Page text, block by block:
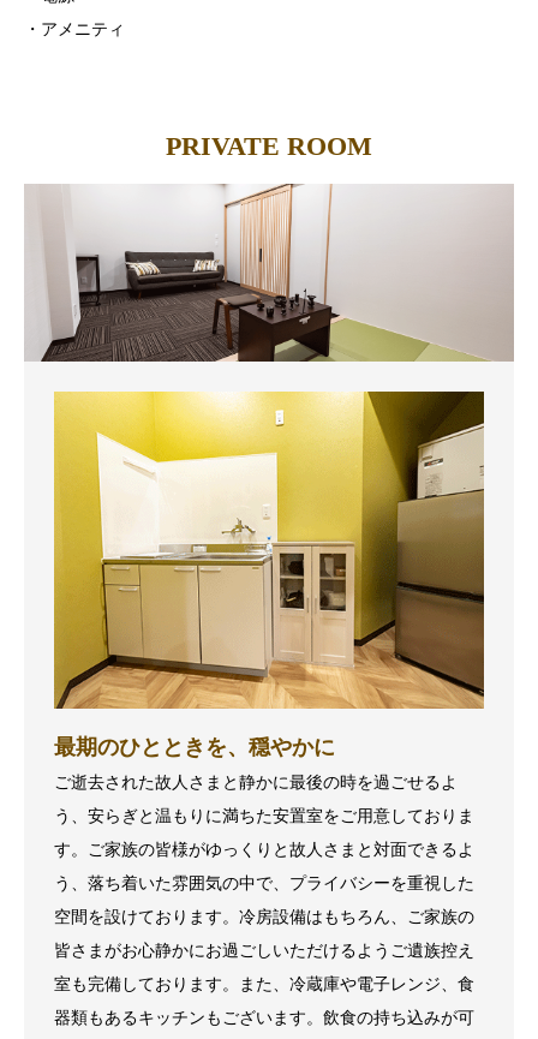
・アメニティ
PRIVATE ROOM
最期のひとときを、穏やかに
ご逝去された故人さまと静かに最後の時を過ごせるよ
う、安らぎと温もりに満ちた安置室をご用意しておりま
す。ご家族の皆様がゆっくりと故人さまと対面できるよ
う、落ち着いた雰囲気の中で、プライバシーを重視した
空間を設けております。冷房設備はもちろん、ご家族の
皆さまがお心静かにお過ごしいただけるようご遺族控え
室も完備しております。また、冷蔵庫や電子レンジ、食
器類もあるキッチンもございます。飲食の持ち込みが可